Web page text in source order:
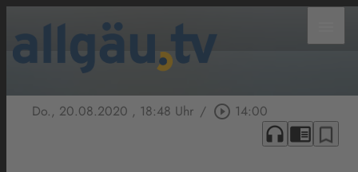
Do., 20.08.2020 , 18:48 Uhr / play_circle_outline 14:00
headphones chrome_reader_mode bookmark_border